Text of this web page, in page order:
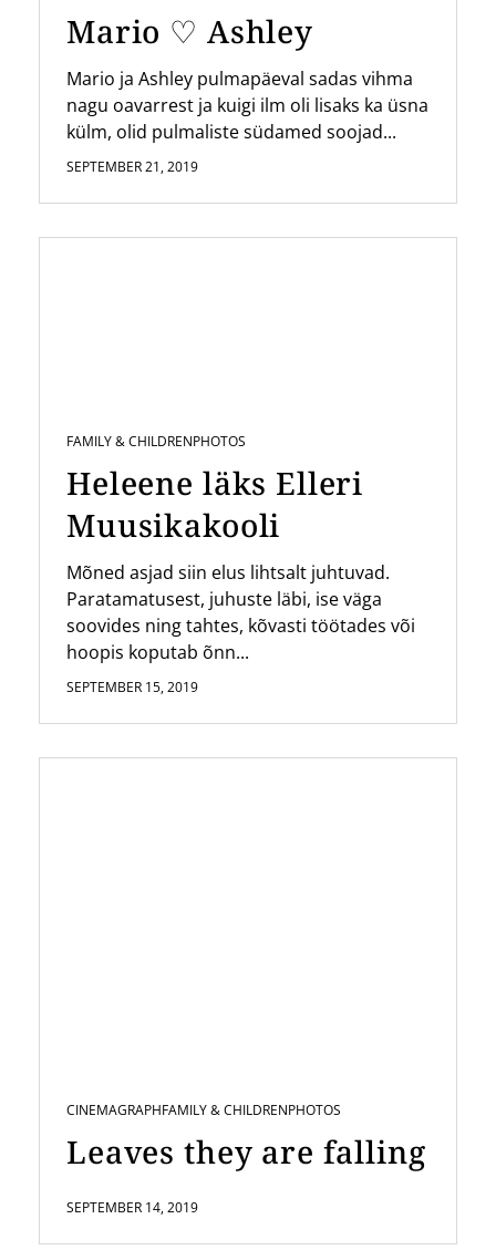
Mario ♡ Ashley
Mario ja Ashley pulmapäeval sadas vihma
nagu oavarrest ja kuigi ilm oli lisaks ka üsna
külm, olid pulmaliste südamed soojad...
SEPTEMBER 21, 2019
FAMILY & CHILDRENPHOTOS
Heleene läks Elleri
Muusikakooli
Mõned asjad siin elus lihtsalt juhtuvad.
Paratamatusest, juhuste läbi, ise väga
soovides ning tahtes, kõvasti töötades või
hoopis koputab õnn...
SEPTEMBER 15, 2019
CINEMAGRAPHFAMILY & CHILDRENPHOTOS
Leaves they are falling
SEPTEMBER 14, 2019